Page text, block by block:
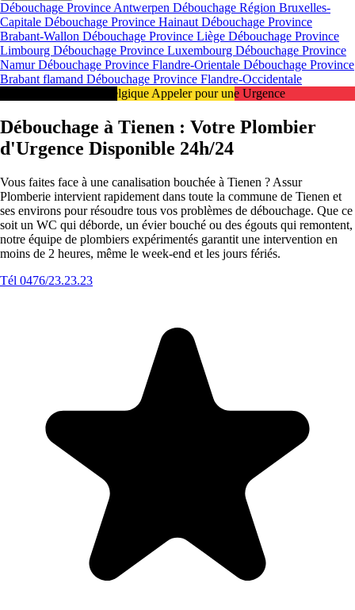
Débouchage Province Antwerpen Débouchage Région Bruxelles-
Capitale Débouchage Province Hainaut Débouchage Province
Brabant-Wallon Débouchage Province Liège Débouchage Province
Limbourg Débouchage Province Luxembourg Débouchage Province
NamurDébouchage Province Flandre-Orientale Débouchage Province
Brabant flamand Débouchage Province Flandre-Occidentale
Intervention 24/7 en Belgique Appeler pour une Urgence
Débouchage à Tienen : Votre Plombier
d'Urgence Disponible 24h/24
Vous faites face à une canalisation bouchée à Tienen ? Assur
Plomberie intervient rapidement dans toute la commune de Tienen et
ses environs pour résoudre tous vos problèmes de débouchage. Que ce
soit un WC qui déborde, un évier bouché ou des égouts qui remontent,
notre équipe de plombiers expérimentés garantit une intervention en
moins de 2 heures, même le week-end et les jours fériés.
Tél 0476/23.23.23